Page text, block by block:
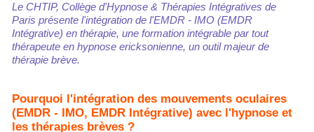
Le CHTIP, Collège d'Hypnose & Thérapies Intégratives de
Paris présente l'intégration de l'EMDR - IMO (EMDR
Intégrative) en thérapie, une formation intégrable par tout
thérapeute en hypnose ericksonienne, un outil majeur de
thérapie brève.
Pourquoi l'intégration des mouvements oculaires
(EMDR - IMO, EMDR Intégrative) avec l'hypnose et
les thérapies brèves ?